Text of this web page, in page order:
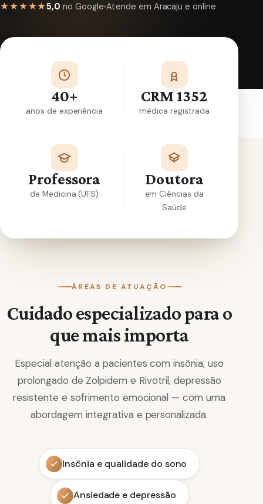
★★★★★5,0 no Google Atende em Aracaju e online
40+
anos de experiência
CRM 1352
médica registrada
Professora
de Medicina (UFS)
Doutora
em Ciências da
Saúde
ÁREAS DE ATUAÇÃO
Cuidado especializado para o
que mais importa
Especial atenção a pacientes com insônia, uso
prolongado de Zolpidem e Rivotril, depressão
resistente e sofrimento emocional — com uma
abordagem integrativa e personalizada.
Insônia e qualidade do sono
Ansiedade e depressão